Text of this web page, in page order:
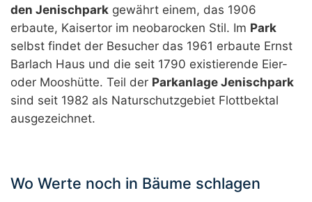
den Jenischpark gewährt einem, das 1906
erbaute, Kaisertor im neobarocken Stil. Im Park
selbst findet der Besucher das 1961 erbaute Ernst
Barlach Haus und die seit 1790 existierende Eier-
oder Mooshütte. Teil der Parkanlage Jenischpark
sind seit 1982 als Naturschutzgebiet Flottbektal
ausgezeichnet.
Wo Werte noch in Bäume schlagen